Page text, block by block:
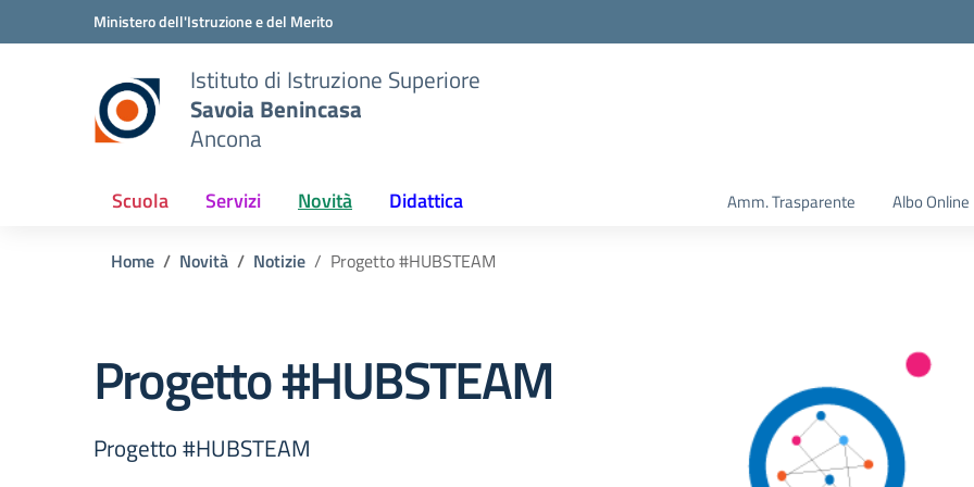
Vai ai contenuti
Vai al menu di navigazioneMinistero dell'Istruzione e del Merito
Istituto di Istruzione Superiore
Savoia Benincasa
Ancona
Scuola Servizi Novità Didattica Amm. Trasparente Albo Online
Home Novità Notizie Progetto #HUBSTEAM
Progetto #HUBSTEAM
Progetto #HUBSTEAM